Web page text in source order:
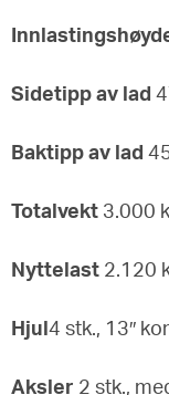
Sidetipp av lad
Baktipp av lad
Totalvekt 3.000
Nyttelast 2.120
Hjul4 stk., 13″
Aksler 2 stk.,